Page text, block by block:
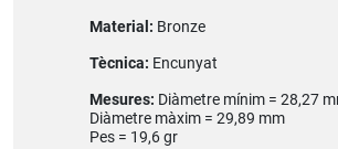
Material: Bronze
Tècnica: Encunyat
Mesures: Diàmetre mínim = 28,27
Diàmetre màxim = 29,89 mm
Pes = 19,6 gr